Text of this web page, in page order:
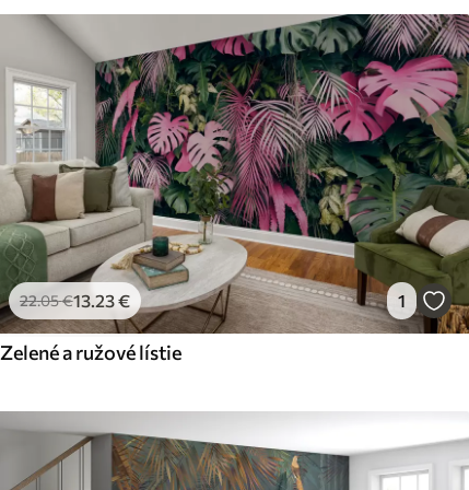
22.05€13.23€ 1
Zelené a ružové lístie